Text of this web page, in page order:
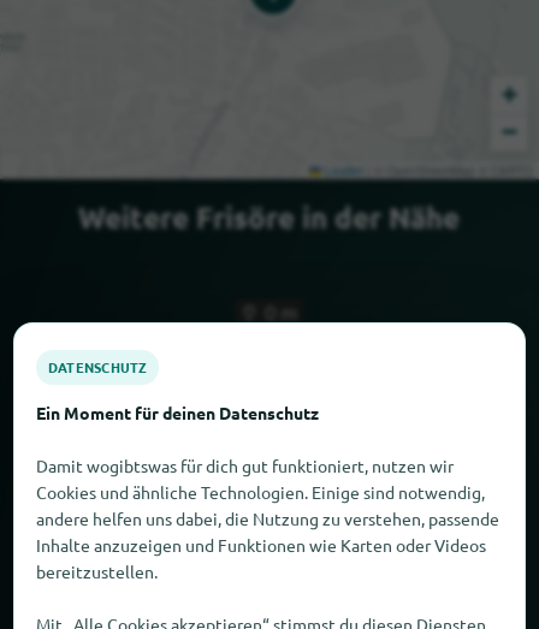
+
−
Leaflet
Weitere Frisöre in der Nähe
Cut & Color
DATENSCHUTZ
Ein Moment für deinen Datenschutz
Damit wogibtswas für dich gut funktioniert, nutzen wir
Cookies und ähnliche Technologien. Einige sind notwendig,
andere helfen uns dabei, die Nutzung zu verstehen, passende
Inhalte anzuzeigen und Funktionen wie Karten oder Videos
bereitzustellen.
Mit „Alle Cookies akzeptieren“ stimmst du diesen Diensten